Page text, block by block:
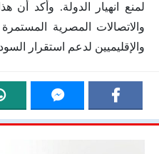
لمنع انهيار الدولة. وأكد أن
والاتصالات المصرية
والإقليميين لدعم استقرار